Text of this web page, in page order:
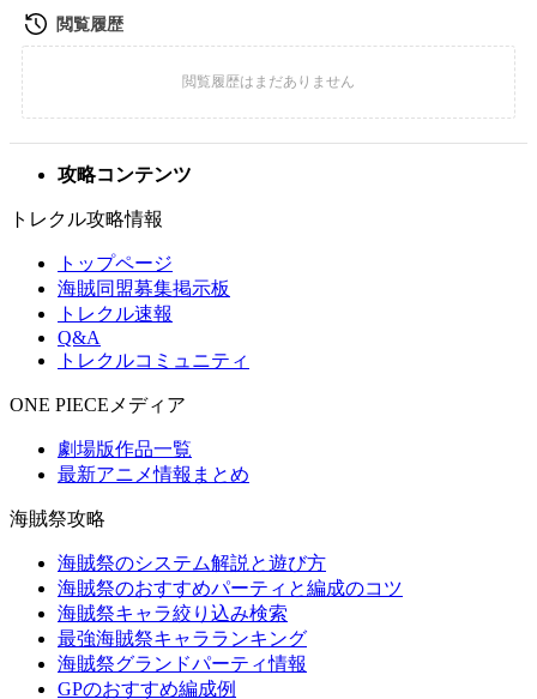
攻略コンテンツ
トレクル攻略情報
トップページ
海賊同盟募集掲示板
トレクル速報
Q&A
トレクルコミュニティ
ONE PIECEメディア
劇場版作品一覧
最新アニメ情報まとめ
海賊祭攻略
海賊祭のシステム解説と遊び方
海賊祭のおすすめパーティと編成のコツ
海賊祭キャラ絞り込み検索
最強海賊祭キャラランキング
海賊祭グランドパーティ情報
GPのおすすめ編成例